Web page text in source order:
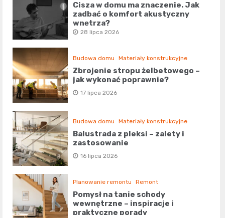
Cisza w domu ma znaczenie. Jak
zadbać o komfort akustyczny
wnętrza?
28 lipca 2026
Budowa domu Materiały konstrukcyjne
Zbrojenie stropu żelbetowego –
jak wykonać poprawnie?
17 lipca 2026
Budowa domu Materiały konstrukcyjne
Balustrada z pleksi – zalety i
zastosowanie
16 lipca 2026
Planowanie remontu Remont
Pomysł na tanie schody
wewnętrzne – inspiracje i
praktyczne porady